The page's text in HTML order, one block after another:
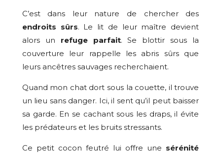
C’est dans leur nature de chercher des
endroits sûrs. Le lit de leur maître devient
alors un refuge parfait. Se blottir sous la
couverture leur rappelle les abris sûrs que
leurs ancêtres sauvages recherchaient.
Quand mon chat dort sous la couette, il trouve
un lieu sans danger. Ici, il sent qu’il peut baisser
sa garde. En se cachant sous les draps, il évite
les prédateurs et les bruits stressants.
Ce petit cocon feutré lui offre une sérénité